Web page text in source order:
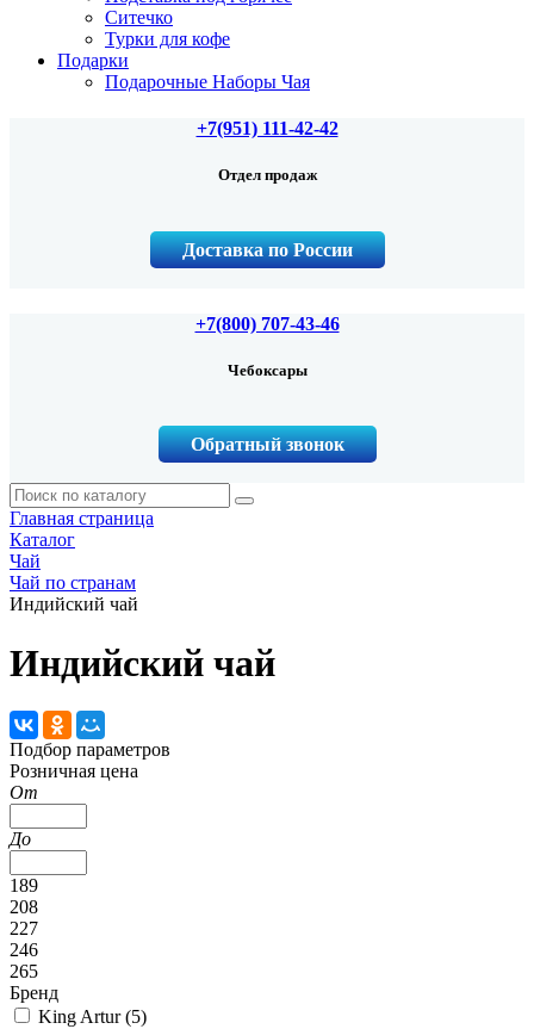
Ситечко
Турки для кофе
Подарки
Подарочные Наборы Чая
+7(951) 111-42-42
Отдел продаж
Доставка по России
+7(800) 707-43-46
Чебоксары
Обратный звонок
Главная страница
Каталог
Чай
Чай по странам
Индийский чай
Индийский чай
Подбор параметров
Розничная цена
От
До
189
208
227
246
265
Бренд
King Artur (5)